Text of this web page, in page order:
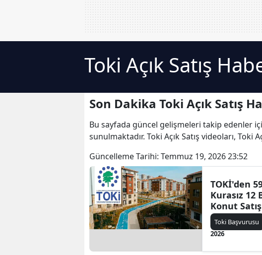
Toki Açık Satış
Son Dakika Toki Açık Satış
Bu sayfada güncel gelişmeleri takip edenler
sunulmaktadır. Toki Açık Satış videoları, Toki
Güncelleme Tarihi: Temmuz 19, 2026 23:52
TOKİ'den
Kurasız 12
Konut
Daireler
Başvurular
Ediyor
Toki Başvurusu
2026